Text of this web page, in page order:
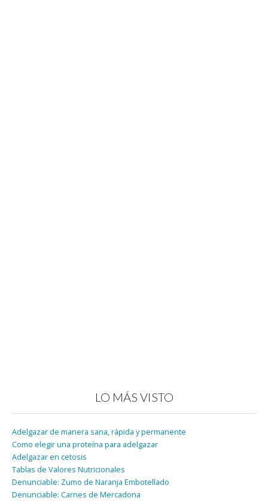
LO MÁS VISTO
Adelgazar de manera sana, rápida y permanente
Como elegir una proteína para adelgazar
Adelgazar en cetosis
Tablas de Valores Nutricionales
Denunciable: Zumo de Naranja Embotellado
Denunciable: Carnes de Mercadona